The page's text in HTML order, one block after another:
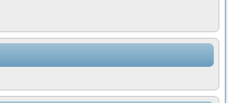
NI LabVIEW для математического
возможности создания измерителя ВАХ
моделирование генератора сигналов -
осциллографического модуля с высоким